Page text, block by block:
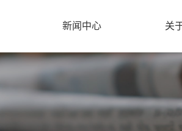
新闻中心 关